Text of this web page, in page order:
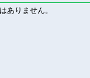
ありません。